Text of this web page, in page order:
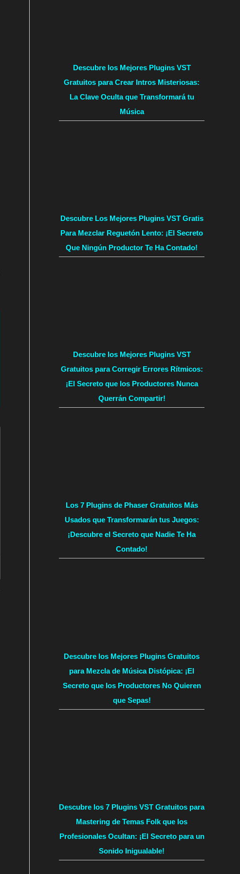
Descubre los Mejores Plugins VST
Gratuitos para Crear Intros Misteriosas:
La Clave Oculta que Transformará tu
Música
Descubre Los Mejores Plugins VST Gratis
Para Mezclar Reguetón Lento: ¡El Secreto
Que Ningún Productor Te Ha Contado!
Descubre los Mejores Plugins VST
Gratuitos para Corregir Errores Rítmicos:
¡El Secreto que los Productores Nunca
Querrán Compartir!
Los 7 Plugins de Phaser Gratuitos Más
Usados que Transformarán tus Juegos:
¡Descubre el Secreto que Nadie Te Ha
Contado!
Descubre los Mejores Plugins Gratuitos
para Mezcla de Música Distópica: ¡El
Secreto que los Productores No Quieren
que Sepas!
Descubre los 7 Plugins VST Gratuitos para
Mastering de Temas Folk que los
Profesionales Ocultan: ¡El Secreto para un
Sonido Inigualable!